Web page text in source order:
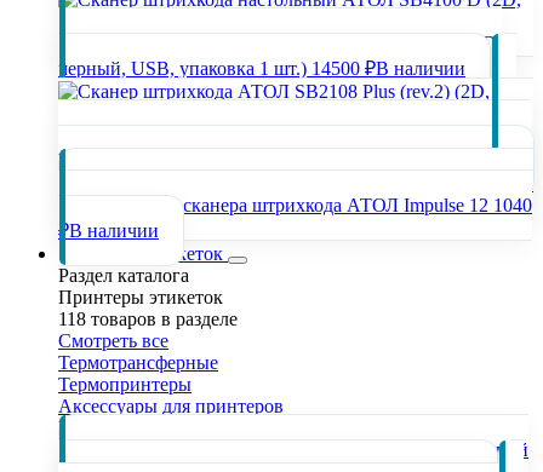
Сканер штрихкода настольный АТОЛ SB4100 D (2D,
черный, USB, упаковка 1 шт.) 14500 ₽В наличии
Сканер штрихкода АТОЛ SB2108 Plus (rev.2) (2D, серый,
USB, без подставки, упаковка 1 шт.)
Подставка для сканера штрихкода АТОЛ Impulse 12 1040
₽В наличии
Принтеры этикеток
Раздел каталога
Принтеры этикеток
118 товаров в разделе
Смотреть все
Термотрансферные
Термопринтеры
Аксессуары для принтеров
Популярные товары раздела
Внешний